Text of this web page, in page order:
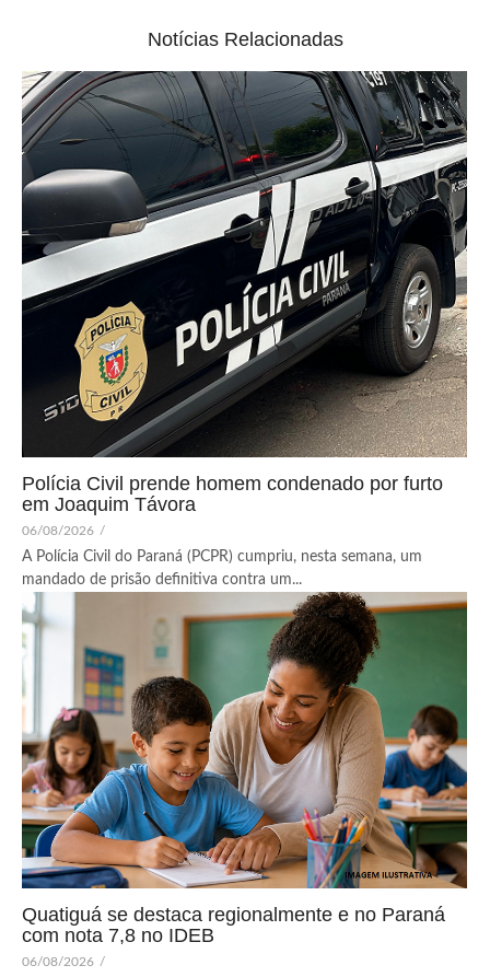
Notícias Relacionadas
Polícia Civil prende homem condenado por furto
em Joaquim Távora
06/08/2026 /
A Polícia Civil do Paraná (PCPR) cumpriu, nesta semana, um
mandado de prisão definitiva contra um...
Quatiguá se destaca regionalmente e no Paraná
com nota 7,8 no IDEB
06/08/2026 /